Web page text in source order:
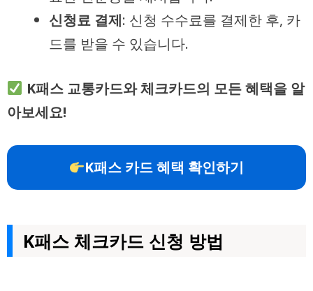
신청료 결제: 신청 수수료를 결제한 후, 카
드를 받을 수 있습니다.
K패스 교통카드와 체크카드의 모든 혜택을 알
아보세요!
K패스 카드 혜택 확인하기
K패스 체크카드 신청 방법